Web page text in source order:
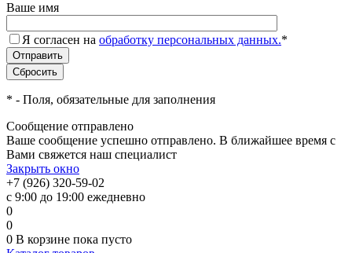
Ваше имя
Я согласен на обработку персональных данных.*
* - Поля, обязательные для заполнения
Сообщение отправлено
Ваше сообщение успешно отправлено. В ближайшее время с
Вами свяжется наш специалист
Закрыть окно
+7 (926) 320-59-02
с 9:00 до 19:00 ежедневно
0
0
0 В корзине пока пусто